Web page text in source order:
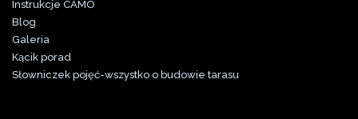
Instrukcje CAMO
Blog
Galeria
Kącik porad
Słowniczek pojęć-wszystko o budowie tarasu